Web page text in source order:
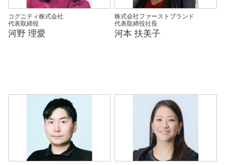
コグニティ株式会社
代表取締役
河野 理愛
株式会社ファーストブランド
代表取締役社長
河本 扶美子